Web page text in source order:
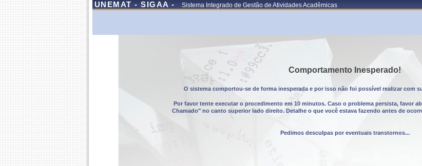
UNEMAT - SIGAA - Sistema Integrado de Gestão de Atividades Acadêmicas
Comportamento Inesperado!
O sistema comportou-se de forma inesperada e por isso não foi possível realizar com
Por favor tente executar o procedimento em 10 minutos. Caso o problema persista, favor
Chamado" no canto superior lado direito. Detalhe o que você estava fazendo antes de
Pedimos desculpas por eventuais transtornos...